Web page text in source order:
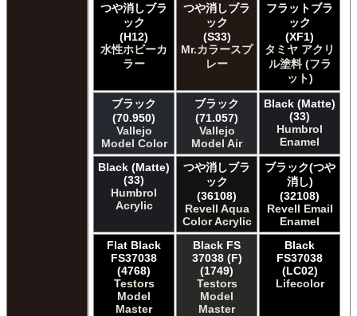
つや消しブラ
ック
(H12)
水性ホビーカ
ラー
つや消しブラ
ック
(S33)
Mr.カラースプ
レー
フラットブラ
ック
(XF1)
タミヤ アクリ
ル塗料 (フラ
ット)
ブラック
(70.950)
Vallejo
Model Color
ブラック
(71.057)
Vallejo
Model Air
Black (Matte)
(33)
Humbrol
Enamel
Black (Matte)
(33)
Humbrol
Acrylic
つや消しブラ
ック
(36108)
Revell Aqua
Color Acrylic
ブラック(つや
消し)
(32108)
Revell Email
Enamel
Flat Black
FS37038
(4768)
Testors
Model
Master
Black FS
37038 (F)
(1749)
Testors
Model
Master
Black
FS37038
(LC02)
Lifecolor